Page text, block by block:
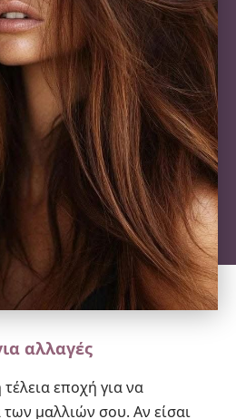
αλλαγές
εποχή για να
μαλλιών σου. Αν είσαι